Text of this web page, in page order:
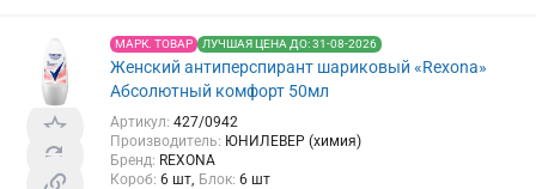
МАРК. ТОВАР ЛУЧШАЯ ЦЕНА ДО: 31-08-2026
Женский антиперспирант шариковый «Rexona»
Абсолютный комфорт 50мл
Артикул: 427/0942
Производитель: ЮНИЛЕВЕР (химия)
Бренд: REXONA
Короб: 6 шт Блок: 6 шт